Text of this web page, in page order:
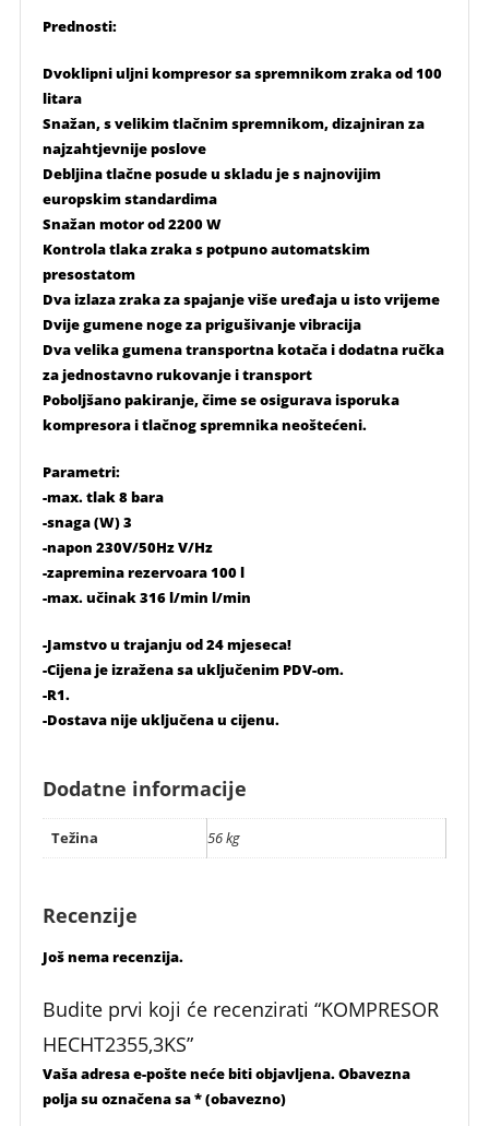
Prednosti:
Dvoklipni uljni kompresor sa spremnikom zraka od 100
litara
Snažan, s velikim tlačnim spremnikom, dizajniran za
najzahtjevnije poslove
Debljina tlačne posude u skladu je s najnovijim
europskim standardima
Snažan motor od 2200 W
Kontrola tlaka zraka s potpuno automatskim
presostatom
Dva izlaza zraka za spajanje više uređaja u isto vrijeme
Dvije gumene noge za prigušivanje vibracija
Dva velika gumena transportna kotača i dodatna ručka
za jednostavno rukovanje i transport
Poboljšano pakiranje, čime se osigurava isporuka
kompresora i tlačnog spremnika neoštećeni.
Parametri:
-max. tlak 8 bara
-snaga (W) 3
-napon 230V/50Hz V/Hz
-zapremina rezervoara 100 l
-max. učinak 316 l/min l/min
-Jamstvo u trajanju od 24 mjeseca!
-Cijena je izražena sa uključenim PDV-om.
-R1.
-Dostava nije uključena u cijenu.
Dodatne informacije
Težina 56 kg
Recenzije
Još nema recenzija.
Budite prvi koji će recenzirati “KOMPRESOR
HECHT2355,3KS”
Vaša adresa e-pošte neće biti objavljena.Obavezna
polja su označena sa* (obavezno)